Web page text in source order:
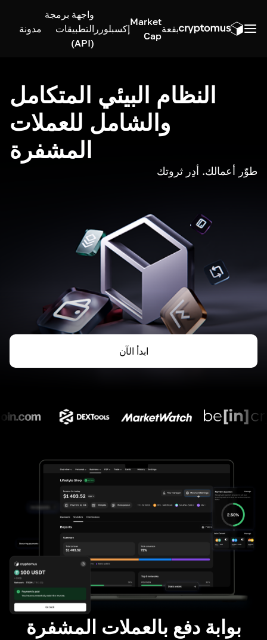
بقعة
Market
Cap
إكسبلورر
واجهة برمجة
التطبيقات
(API)
مدونة
النظام البيئي المتكامل
والشامل للعملات
المشفرة
طوّر أعمالك. أدِر ثروتك
ابدأ الآن
بوابة دفع بالعملات المشفرة